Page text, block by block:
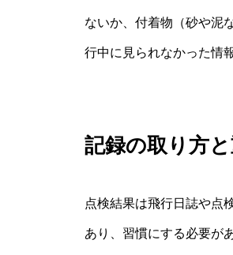
ないか、付着物（砂や泥
行中に見られなかった情
記録の取り方
点検結果は飛行日誌や点
あり、習慣にする必要が